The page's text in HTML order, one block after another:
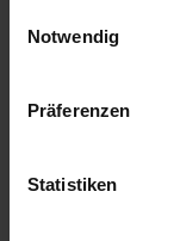
Benutzung der
Webseite zu
Informationen
Notwendig
Präferenzen
Statistiken
Studiumund